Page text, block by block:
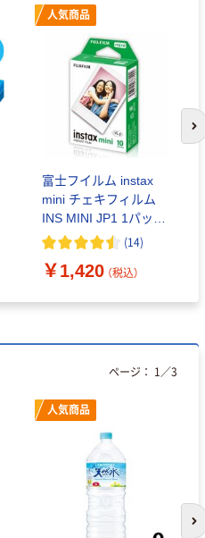
人気商品
富士フイルム instax
mini チェキフィルム
INS MINI JP1 1パック
（10枚入り）
(14)
￥1,420 （税込）
人気商品
ページ： 1 ／3